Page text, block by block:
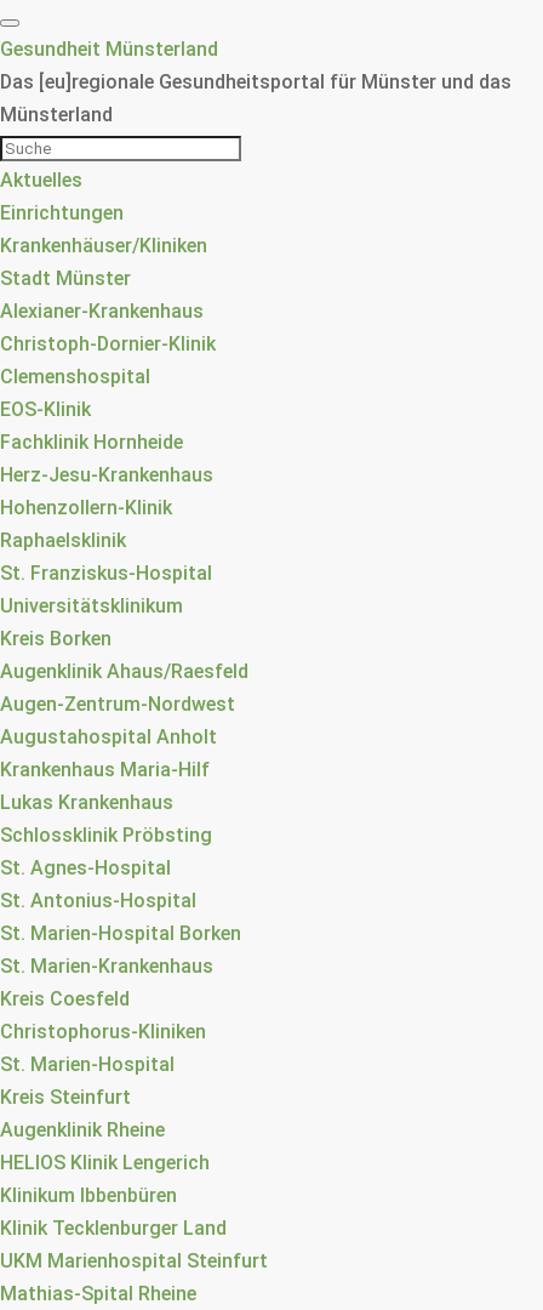
Gesundheit Münsterland
Das [eu]regionale Gesundheitsportal für Münster und das
Münsterland
Aktuelles
Einrichtungen
Krankenhäuser/Kliniken
Stadt Münster
Alexianer-Krankenhaus
Christoph-Dornier-Klinik
Clemenshospital
EOS-Klinik
Fachklinik Hornheide
Herz-Jesu-Krankenhaus
Hohenzollern-Klinik
Raphaelsklinik
St. Franziskus-Hospital
Universitätsklinikum
Kreis Borken
Augenklinik Ahaus/Raesfeld
Augen-Zentrum-Nordwest
Augustahospital Anholt
Krankenhaus Maria-Hilf
Lukas Krankenhaus
Schlossklinik Pröbsting
St. Agnes-Hospital
St. Antonius-Hospital
St. Marien-Hospital Borken
St. Marien-Krankenhaus
Kreis Coesfeld
Christophorus-Kliniken
St. Marien-Hospital
Kreis Steinfurt
Augenklinik Rheine
HELIOS Klinik Lengerich
Klinikum Ibbenbüren
Klinik Tecklenburger Land
UKM Marienhospital Steinfurt
Mathias-Spital Rheine